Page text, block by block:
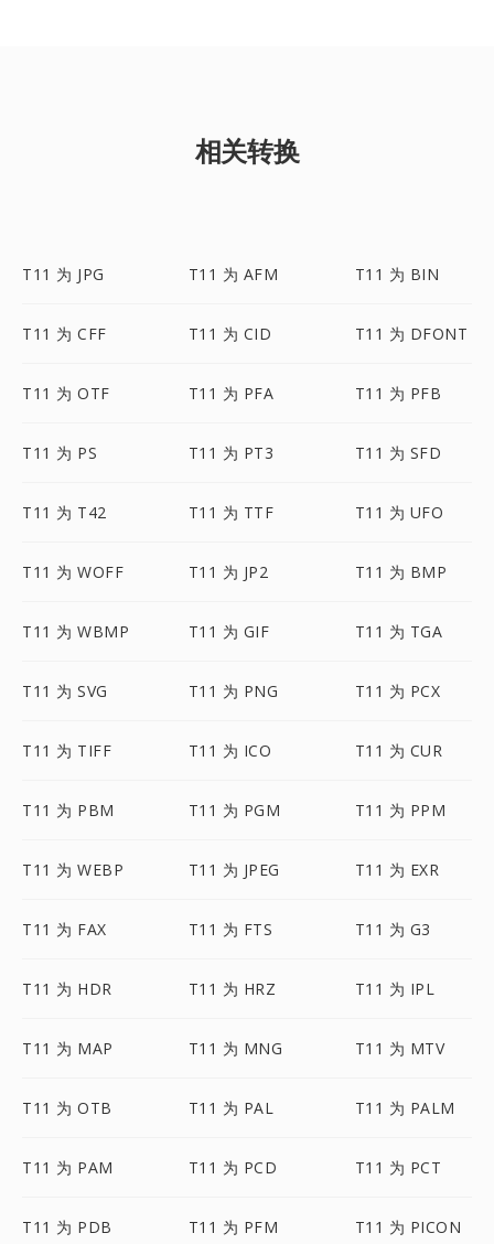
相关转换
T11 为 JPG T11 为 AFM T11 为 BIN
T11 为 CFF T11 为 CID T11 为 DFONT
T11 为 OTF T11 为 PFA T11 为 PFB
T11 为 PS T11 为 PT3 T11 为 SFD
T11 为 T42 T11 为 TTF T11 为 UFO
T11 为 WOFF T11 为 JP2 T11 为 BMP
T11 为 WBMP T11 为 GIF T11 为 TGA
T11 为 SVG T11 为 PNG T11 为 PCX
T11 为 TIFF T11 为 ICO T11 为 CUR
T11 为 PBM T11 为 PGM T11 为 PPM
T11 为 WEBP T11 为 JPEG T11 为 EXR
T11 为 FAX T11 为 FTS T11 为 G3
T11 为 HDR T11 为 HRZ T11 为 IPL
T11 为 MAP T11 为 MNG T11 为 MTV
T11 为 OTB T11 为 PAL T11 为 PALM
T11 为 PAM T11 为 PCD T11 为 PCT
T11 为 PDB T11 为 PFM T11 为 PICON